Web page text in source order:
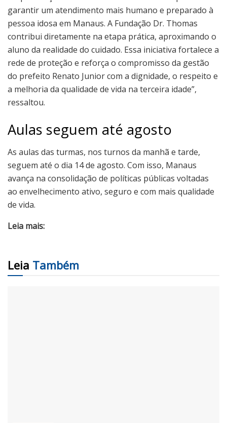
garantir um atendimento mais humano e preparado à
pessoa idosa em Manaus. A Fundação Dr. Thomas
contribui diretamente na etapa prática, aproximando o
aluno da realidade do cuidado. Essa iniciativa fortalece a
rede de proteção e reforça o compromisso da gestão
do prefeito Renato Junior com a dignidade, o respeito e
a melhoria da qualidade de vida na terceira idade”,
ressaltou.
Aulas seguem até agosto
As aulas das turmas, nos turnos da manhã e tarde,
seguem até o dia 14 de agosto. Com isso, Manaus
avança na consolidação de políticas públicas voltadas
ao envelhecimento ativo, seguro e com mais qualidade
de vida.
Leia mais:
Leia Também